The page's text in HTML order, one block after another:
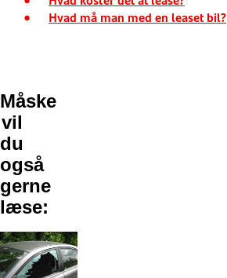
Hvad må man med en leaset bil?
Måske
vil
du
også
gerne
læse: